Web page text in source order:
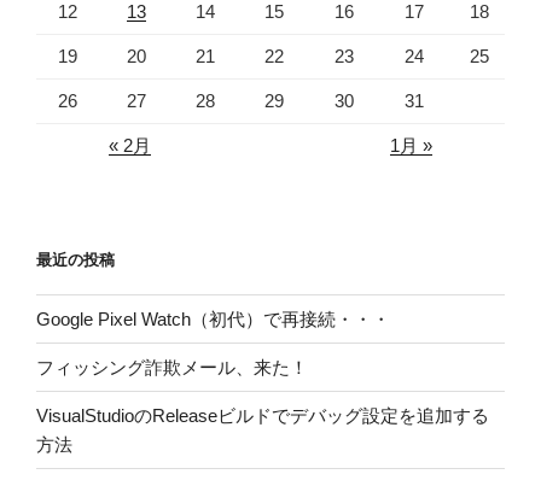
12 13 14 15 16 17 18
19 20 21 22 23 24 25
26 27 28 29 30 31
« 2月 1月 »
最近の投稿
Google Pixel Watch（初代）で再接続・・・
フィッシング詐欺メール、来た！
VisualStudioのReleaseビルドでデバッグ設定を追加する
方法